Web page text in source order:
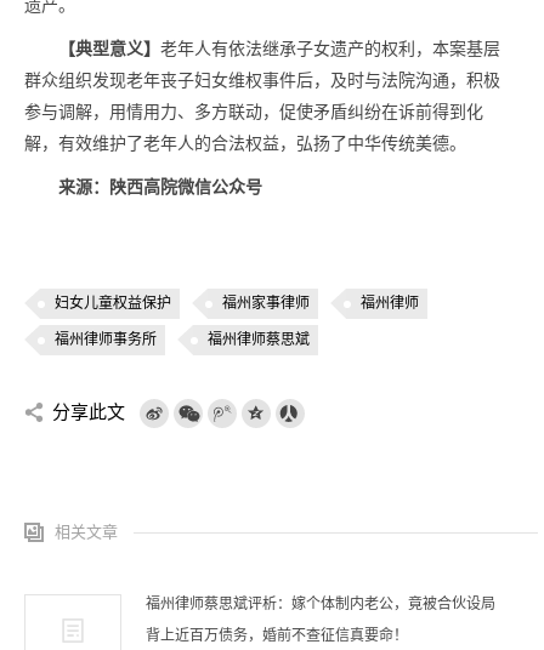
遗产。
【典型意义】 老年人有依法继承子女遗产的权利，本案基层
群众组织发现老年丧子妇女维权事件后，及时与法院沟通，积极
参与调解，用情用力、多方联动，促使矛盾纠纷在诉前得到化
解，有效维护了老年人的合法权益，弘扬了中华传统美德。
来源：陕西高院微信公众号
妇女儿童权益保护 福州家事律师 福州律师
福州律师事务所 福州律师蔡思斌
分享此文
相关文章
福州律师蔡思斌评析：嫁个体制内老公，竟被合伙设局
背上近百万债务，婚前不查征信真要命！